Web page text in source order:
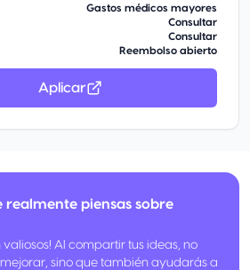
Gastos médicos mayores
Consultar
Consultar
Reembolso abierto
Aplicar
realmente piensas sobre
valiosos! Al compartir tus ideas, no
sino que también ayudarás a